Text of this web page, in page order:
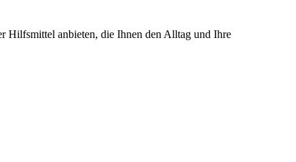
Hilfsmittel anbieten, die Ihnen den Alltag und Ihre